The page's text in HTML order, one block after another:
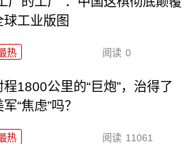
球工业版图
热 阅读 0
程1800公里的“巨炮”，治得了
军“焦虑”吗？
热 阅读 11061